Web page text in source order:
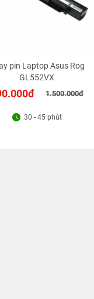
pin Laptop Asus Rog
GL552VX
1.500.000đ
30 - 45 phút